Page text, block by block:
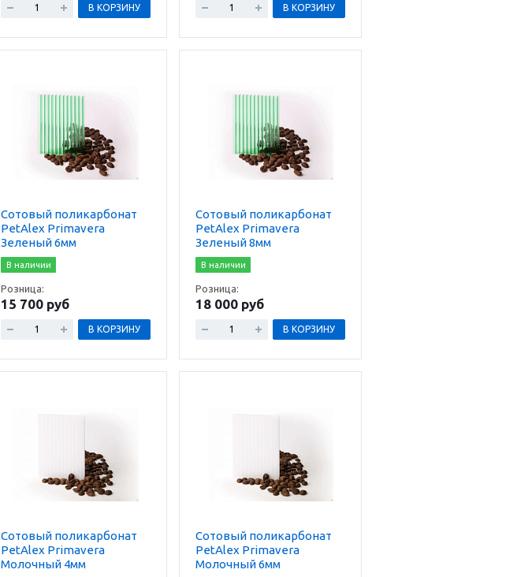
В КОРЗИНУ В КОРЗИНУ
Сотовый поликарбонат
PetAlex Primavera
Зеленый 6мм
В наличии
Розница:
15 700 руб
В КОРЗИНУ
Сотовый поликарбонат
PetAlex Primavera
Зеленый 8мм
В наличии
Розница:
18 000 руб
В КОРЗИНУ
Сотовый поликарбонат
PetAlex Primavera
Молочный 4мм
Сотовый поликарбонат
PetAlex Primavera
Молочный 6мм